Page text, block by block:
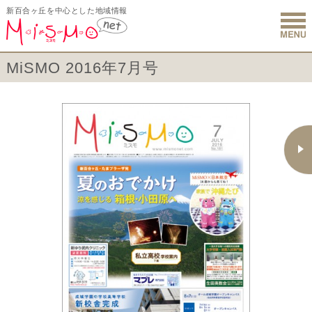
新百合ヶ丘を中心とした地域情報
新百合ヶ
MiSMO 2016年7月号